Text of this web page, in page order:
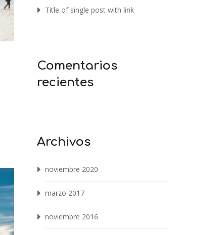
Title of single post with link
Comentarios
recientes
Archivos
noviembre 2020
marzo 2017
noviembre 2016